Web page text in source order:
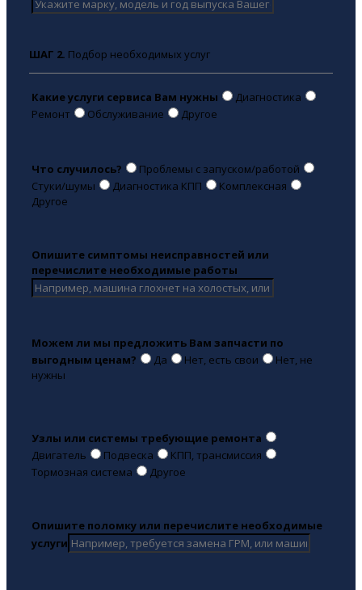
ШАГ 2. Подбор необходимых услуг
Какие услуги сервиса Вам нужны
Диагностика
Ремонт
Обслуживание Другое
Что случилось?
Проблемы с запуском/работой
Стуки/шумы
Диагностика КПП
Комплексная
Другое
Опишите симптомы неисправностей или
перечислите необходимые работы
Можем ли мы предложить Вам запчасти по
выгодным ценам?
Да Нет, есть свои
Нет, не
нужны
Узлы или системы требующие ремонта
Двигатель
Подвеска
КПП, трансмиссия
Тормозная система
Другое
Опишите поломку или перечислите необходимые
услуги